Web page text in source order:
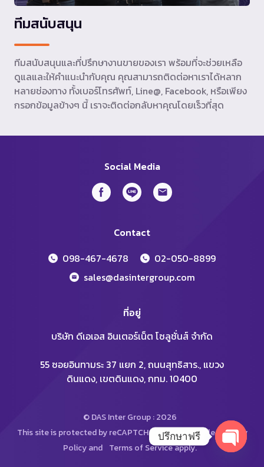
ทีมสนับสนุน
ทีมสนับสนุนและที่ปรึกษางานขายของเรา พร้อมที่จะช่วยเหลือ
ดูแลและให้คำแนะนำกับคุณ คุณสามารถติดต่อหาเราได้หลาก
หลายช่องทาง ทั้งเบอร์โทรศัพท์, Line@, Facebook, หรือเพียง
กรอกข้อมูลข้างๆ นี้ เราจะติดต่อกลับหาคุณโดยเร็วที่สุด
Social Media
Contact
098-467-4678
02-050-8899
sales@dasintergroup.com
ที่อยู่
บริษัท ดีเอเอส อินเตอร์เน็ต โซลูชั่นส์ จำกัด
55 ซอยอินทามระ 37 แยก 2, ถนนสุทธิสาร., แขวง
ดินแดง, เขตดินแดง, กทม. 10400
© DAS Inter Group : 2026
This site is protected by reCAPTCHA and the Google Privacy
Policyand Terms of Serviceapply.
ปรึกษาฟรี